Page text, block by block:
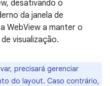
desativando o
da janela de
WebView a manter o
visualização.
precisará gerenciar
do layout. Caso contrário,